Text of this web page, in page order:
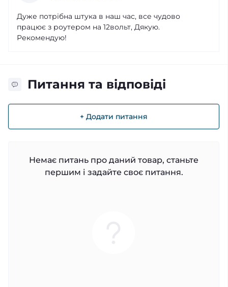
Дуже потрібна штука в наш час, все чудово
працює з роутером на 12вольт, Дякую.
Рекомендую!
Питання та відповіді
+ Додати питання
Немає питань про даний товар, станьте
першим і задайте своє питання.